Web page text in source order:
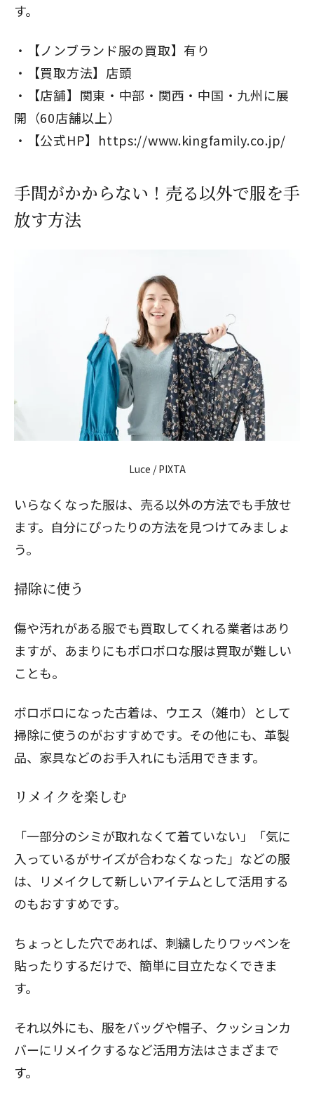
す。
【ノンブランド服の買取】有り
【買取方法】店頭
【店舗】関東・中部・関西・中国・九州に展
開（60店舗以上）
【公式HP】 https://www.kingfamily.co.jp/
手間がかからない！売る以外で服を手
放す方法
Luce / PIXTA
いらなくなった服は、売る以外の方法でも手放せ
ます。自分にぴったりの方法を見つけてみましょ
う。
掃除に使う
傷や汚れがある服でも買取してくれる業者はあり
ますが、あまりにもボロボロな服は買取が難しい
ことも。
ボロボロになった古着は、ウエス（雑巾）として
掃除に使うのがおすすめです。その他にも、革製
品、家具などのお手入れにも活用できます。
リメイクを楽しむ
「一部分のシミが取れなくて着ていない」「気に
入っているがサイズが合わなくなった」などの服
は、
リメイクして新しいアイテムとして活用する
のもおすすめです。
ちょっとした穴であれば、刺繍したりワッペンを
貼ったりするだけで、簡単に目立たなくできま
す。
それ以外にも、服をバッグや帽子、クッションカ
バーにリメイクするなど活用方法はさまざまで
す。